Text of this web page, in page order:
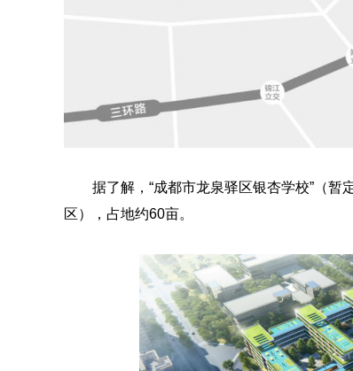
据了解，“成都市龙泉驿区银杏学校”（
区），占地约60亩。